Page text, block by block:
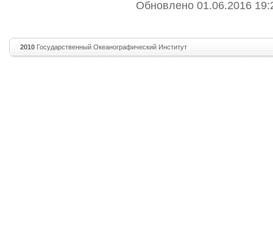
Обновлено 01.06.2016
2010 Государственный Океанографический Институт